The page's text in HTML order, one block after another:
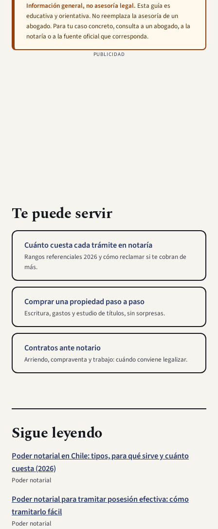
Información general, no asesoría legal. Esta guía es
educativa y orientativa. No reemplaza la asesoría de un
abogado. Para tu caso concreto, consulta a un abogado, a la
notaría o a la fuente oficial que corresponda.
PUBLICIDAD
Te puede servir
Cuánto cuesta cada trámite en notaría
Rangos referenciales 2026 y cómo reclamar si te cobran de
más.
Comprar una propiedad paso a paso
Escritura, gastos y estudio de títulos, sin sorpresas.
Contratos ante notario
Arriendo, compraventa y trabajo: cuándo conviene legalizar.
Sigue leyendo
Poder notarial en Chile: tipos, para qué sirve y cuánto
cuesta (2026)
Poder notarial
Poder notarial para tramitar posesión efectiva: cómo
tramitarlo fácil
Poder notarial